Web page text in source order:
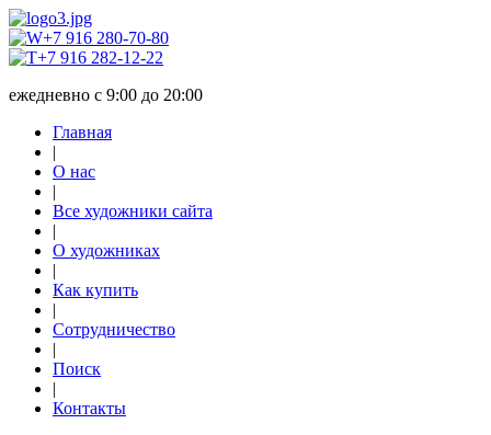
+7 916 280-70-80
+7 916 282-12-22
ежедневно с 9:00 до 20:00
Главная
|
О нас
|
Все художники сайта
|
О художниках
|
Как купить
|
Сотрудничество
|
Поиск
|
Контакты